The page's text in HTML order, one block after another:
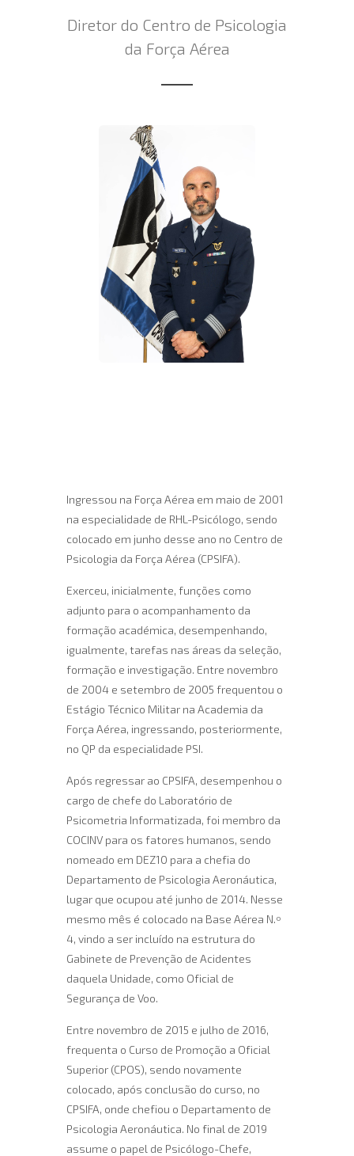
Diretor do Centro de Psicologia
da Força Aérea
Ingressou na Força Aérea em maio de 2001
na especialidade de RHL-Psicólogo, sendo
colocado em junho desse ano no Centro de
Psicologia da Força Aérea (CPSIFA).
Exerceu, inicialmente, funções como
adjunto para o acompanhamento da
formação académica, desempenhando,
igualmente, tarefas nas áreas da seleção,
formação e investigação. Entre novembro
de 2004 e setembro de 2005 frequentou o
Estágio Técnico Militar na Academia da
Força Aérea, ingressando, posteriormente,
no QP da especialidade PSI.
Após regressar ao CPSIFA, desempenhou o
cargo de chefe do Laboratório de
Psicometria Informatizada, foi membro da
COCINV para os fatores humanos, sendo
nomeado em DEZ10 para a chefia do
Departamento de Psicologia Aeronáutica,
lugar que ocupou até junho de 2014. Nesse
mesmo mês é colocado na Base Aérea N.º
4, vindo a ser incluído na estrutura do
Gabinete de Prevenção de Acidentes
daquela Unidade, como Oficial de
Segurança de Voo.
Entre novembro de 2015 e julho de 2016,
frequenta o Curso de Promoção a Oficial
Superior (CPOS), sendo novamente
colocado, após conclusão do curso, no
CPSIFA, onde chefiou o Departamento de
Psicologia Aeronáutica. No final de 2019
assume o papel de Psicólogo-Chefe,